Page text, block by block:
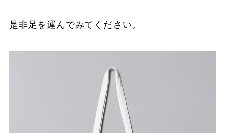
是非足を運んでみてください。